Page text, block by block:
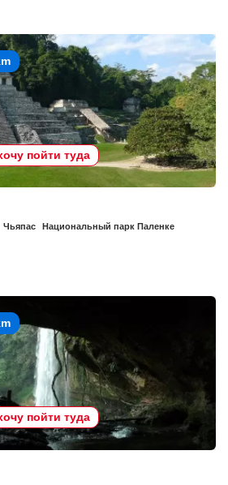
пойти туда
Чьяпас Национальный парк Паленке
пойти туда